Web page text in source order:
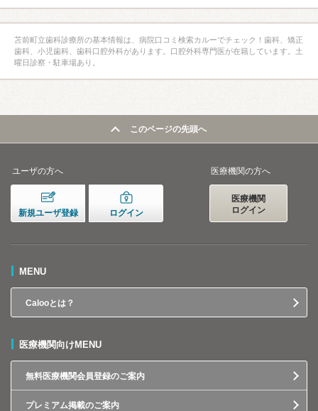
苫前町立歯科診療所の基本情報は、病院口コミ検索カルーでチェック！歯科、矯正
歯科、小児歯科、歯科口腔外科があります。口腔外科専門医が在籍しています。土
曜日診察・駐車場あり。
このページの先頭へ
ユーザの方へ
新規ユーザ登録 ログイン
医療機関の方へ
医療機関
ログイン
MENU
Calooとは？
医療機関向けMENU
無料医療機関会員登録のご案内
プレミアム掲載のご案内